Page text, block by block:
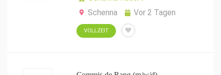
Schenna
Vor 2 Tagen
VOLLZEIT